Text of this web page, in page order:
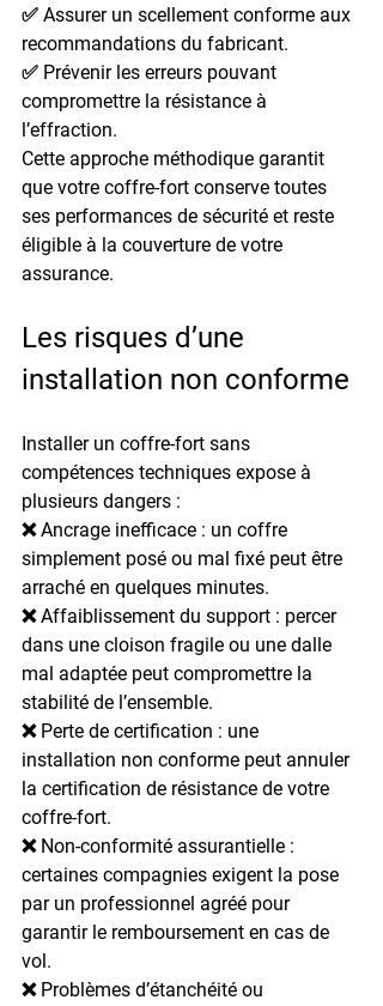
✅ Assurer un scellement conforme aux
recommandations du fabricant.
✅ Prévenir les erreurs pouvant
compromettre la résistance à
l’effraction.
Cette approche méthodique garantit
que votre coffre-fort conserve toutes
ses performances de sécurité et reste
éligible à la couverture de votre
assurance.
Les risques d’une
installation non conforme
Installer un coffre-fort sans
compétences techniques expose à
plusieurs dangers :
❌ Ancrage inefficace : un coffre
simplement posé ou mal fixé peut être
arraché en quelques minutes.
❌ Affaiblissement du support : percer
dans une cloison fragile ou une dalle
mal adaptée peut compromettre la
stabilité de l’ensemble.
❌ Perte de certification : une
installation non conforme peut annuler
la certification de résistance de votre
coffre-fort.
❌ Non-conformité assurantielle :
certaines compagnies exigent la pose
par un professionnel agréé pour
garantir le remboursement en cas de
vol.
❌ Problèmes d’étanchéité ou